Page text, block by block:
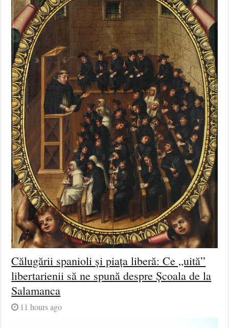
Călugării spanioli și piața liberă: Ce „uită”
libertarienii să ne spună despre Școala de la
Salamanca
11 hours ago